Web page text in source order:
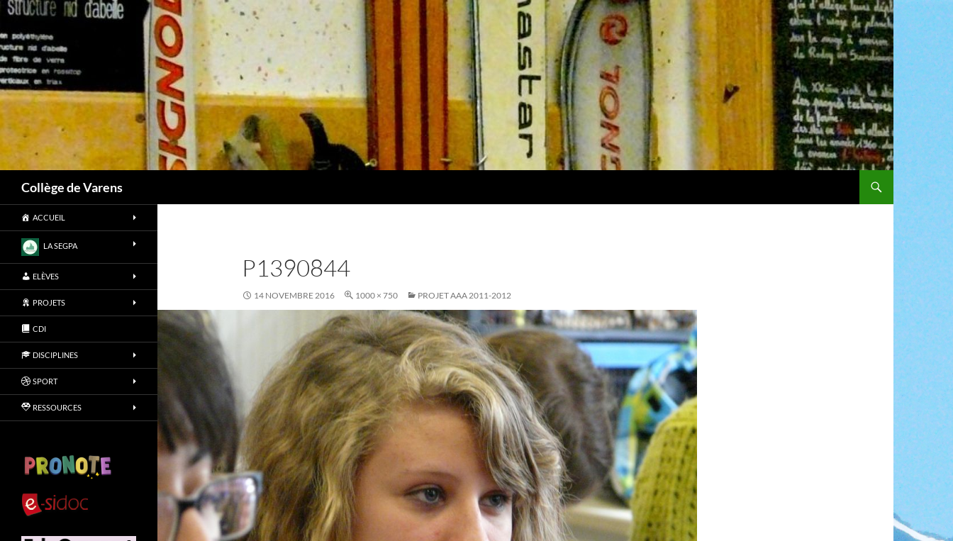
Aller
contenu
Collège de Varens
P1390844
14 NOVEMBRE 2016 1000 × 750 PROJET AAA 2011-2012
ACCUEIL
LA SEGPA
ELÈVES
PROJETS
CDI
DISCIPLINES
SPORT
RESSOURCES